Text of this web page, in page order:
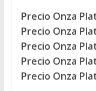
Precio Onza
Precio Onza
Precio Onza
Precio Onza
Precio Onza